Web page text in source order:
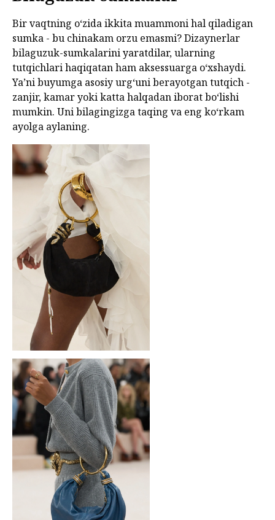
Bir vaqtning o‘zida ikkita muammoni hal qiladigan
sumka - bu chinakam orzu emasmi? Dizaynerlar
bilaguzuk-sumkalarini yaratdilar, ularning
tutqichlari haqiqatan ham aksessuarga o‘xshaydi.
Ya’ni buyumga asosiy urg‘uni berayotgan tutqich -
zanjir, kamar yoki katta halqadan iborat bo‘lishi
mumkin. Uni bilagingizga taqing va eng ko‘rkam
ayolga aylaning.